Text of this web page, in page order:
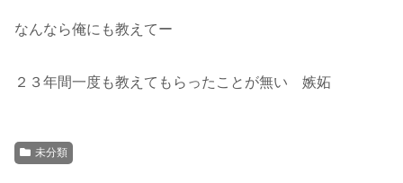
なんなら俺にも教えてー
２３年間一度も教えてもらったことが無い 嫉妬
未分類